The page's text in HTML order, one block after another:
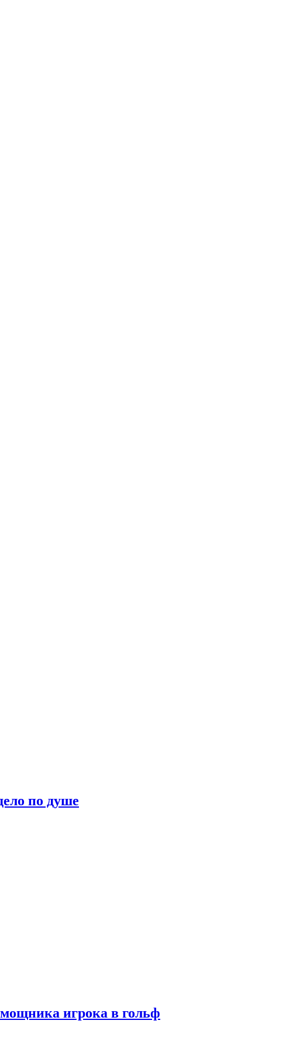
по душе
игрока в гольф